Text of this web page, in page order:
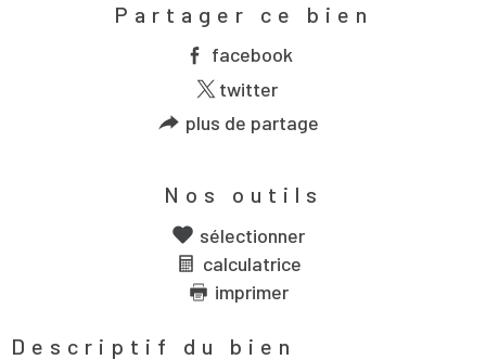
Partager ce bien
facebook
twitter
plus de partage
Nos outils
sélectionner
calculatrice
imprimer
Descriptif du bien